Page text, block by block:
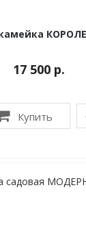
17 500 р.
Купить